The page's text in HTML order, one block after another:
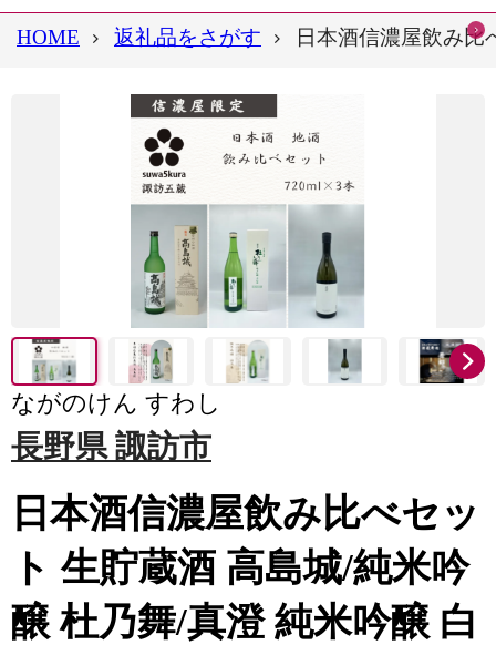
HOME 返礼品をさがす 日本酒信濃屋飲み
ながのけん すわし
長野県 諏訪市
日本酒信濃屋飲み比べセッ
ト 生貯蔵酒 高島城/純米吟
醸 杜乃舞/真澄 純米吟醸 白